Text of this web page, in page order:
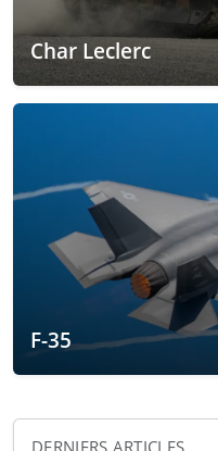
Char Leclerc
F-35
DERNIERS ARTICLES